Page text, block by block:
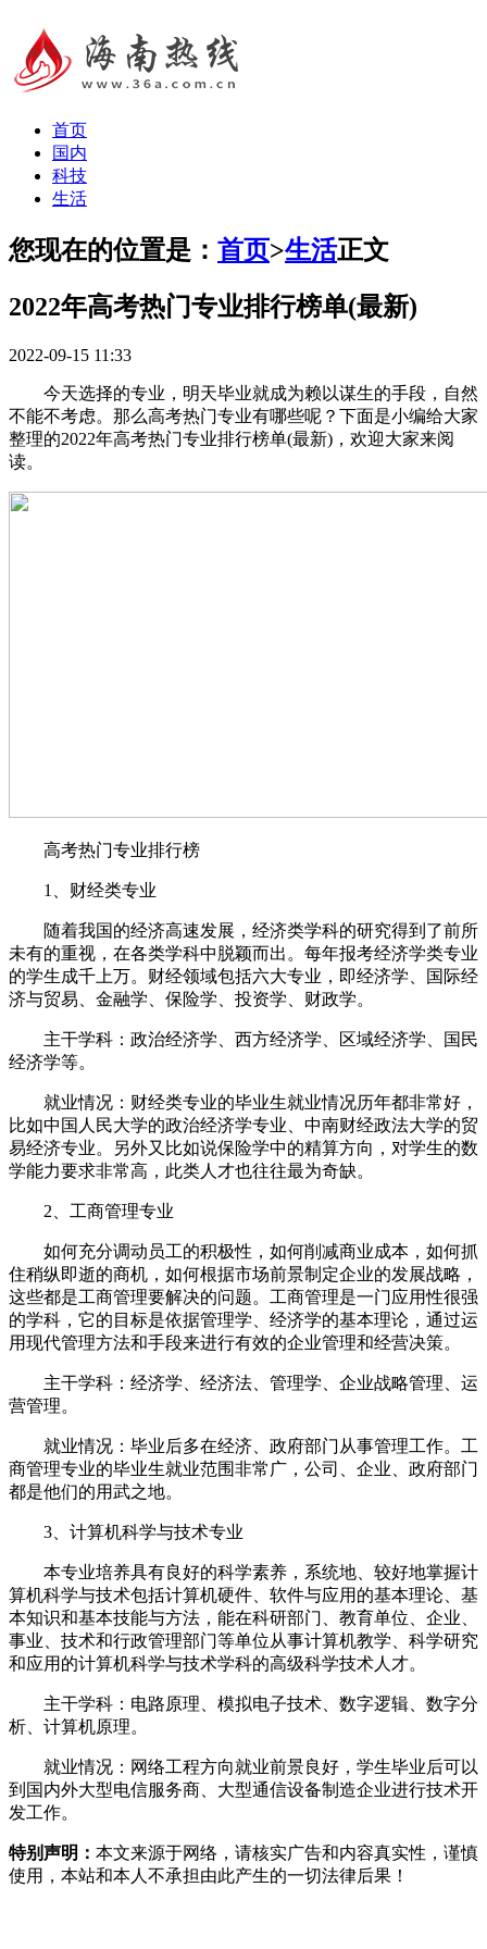
首页
国内
科技
生活
您现在的位置是： 首页>生活正文
2022年高考热门专业排行榜单(最新)
2022-09-15 11:33
今天选择的专业，明天毕业就成为赖以谋生的手段，自然
不能不考虑。那么高考热门专业有哪些呢？下面是小编给大家
整理的2022年高考热门专业排行榜单(最新)，欢迎大家来阅
读。
高考热门专业排行榜
1、财经类专业
随着我国的经济高速发展，经济类学科的研究得到了前所
未有的重视，在各类学科中脱颖而出。每年报考经济学类专业
的学生成千上万。财经领域包括六大专业，即经济学、国际经
济与贸易、金融学、保险学、投资学、财政学。
主干学科：政治经济学、西方经济学、区域经济学、国民
经济学等。
就业情况：财经类专业的毕业生就业情况历年都非常好，
比如中国人民大学的政治经济学专业、中南财经政法大学的贸
易经济专业。另外又比如说保险学中的精算方向，对学生的数
学能力要求非常高，此类人才也往往最为奇缺。
2、工商管理专业
如何充分调动员工的积极性，如何削减商业成本，如何抓
住稍纵即逝的商机，如何根据市场前景制定企业的发展战略，
这些都是工商管理要解决的问题。工商管理是一门应用性很强
的学科，它的目标是依据管理学、经济学的基本理论，通过运
用现代管理方法和手段来进行有效的企业管理和经营决策。
主干学科：经济学、经济法、管理学、企业战略管理、运
营管理。
就业情况：毕业后多在经济、政府部门从事管理工作。工
商管理专业的毕业生就业范围非常广，公司、企业、政府部门
都是他们的用武之地。
3、计算机科学与技术专业
本专业培养具有良好的科学素养，系统地、较好地掌握计
算机科学与技术包括计算机硬件、软件与应用的基本理论、基
本知识和基本技能与方法，能在科研部门、教育单位、企业、
事业、技术和行政管理部门等单位从事计算机教学、科学研究
和应用的计算机科学与技术学科的高级科学技术人才。
主干学科：电路原理、模拟电子技术、数字逻辑、数字分
析、计算机原理。
就业情况：网络工程方向就业前景良好，学生毕业后可以
到国内外大型电信服务商、大型通信设备制造企业进行技术开
发工作。
特别声明： 本文来源于网络，请核实广告和内容真实性，谨慎
使用，本站和本人不承担由此产生的一切法律后果！